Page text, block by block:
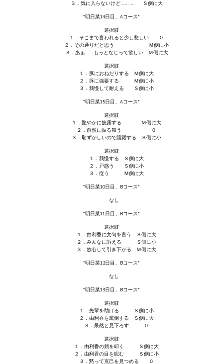
HD REMASTERS (FAN EDITION) (HDリマスター（ファン・エディション）)
Doom 3 Remaster Fan Edition
X2 - The Threat Remaster Fan Edition
Quake III Arena Remaster Fan Edition
Star Trek Voyager Elite Force Remaster Fan Edition
Sacred Gold Remaster Fan Edition
Aliens versus Predator 1 Remaster Fan Edition
Aliens versus Predator 2 Remaster Fan Edition
３．気に入らないけど……… Ｓ側に大
*明日菜14日目、Aコース*
選択肢
１．そこまで言われると少し悲しい ０
２．その通りだと思う Ｍ側に小
３．あぁ……もっとなじって欲しい Ｍ側に大
選択肢
１．豚におねだりする Ｍ側に大
２．豚に強要する Ｍ側に小
３．我慢して耐える Ｓ側に小
*明日菜15日目、Aコース*
選択肢
１．艶やかに披露する Ｍ側に大
２．自然に振る舞う ０
３．恥ずかしいので躊躇する Ｓ側に小
選択肢
１．我慢する Ｓ側に大
２．戸惑う Ｓ側に小
３．従う Ｍ側に大
*明日菜10日目、Bコース*
なし
*明日菜11日目、Bコース*
選択肢
１．由利香に文句を言う Ｓ側に大
２．みんなに訴える Ｓ側に小
３．放心して引き下がる Ｍ側に大
*明日菜12日目、Bコース*
なし
*明日菜13日目、Bコース*
選択肢
１．先輩を助ける Ｓ側に小
２．由利香を罵倒する Ｓ側に大
３．呆然と見下ろす ０
選択肢
１．由利香の頬を叩く Ｓ側に大
２．由利香の目を睨む Ｓ側に小
３．黙って克己を見つめる ０